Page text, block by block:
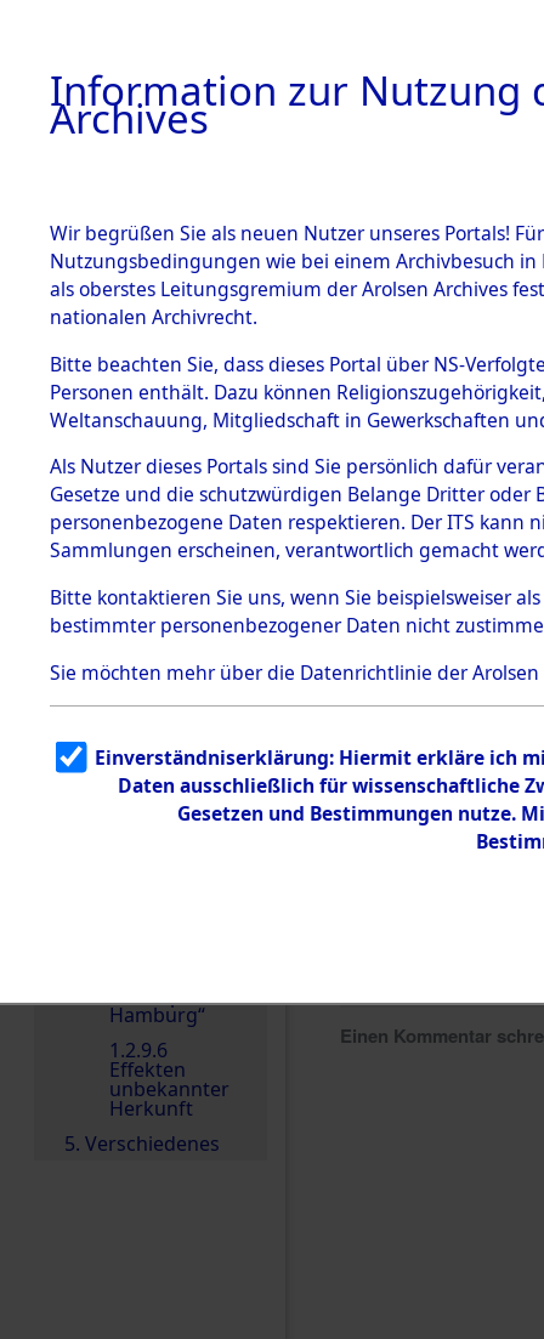
BESTÄNDE
1.
Inhaftierungsdoku
mente
1.2.9 Beim ITS
Effekten
1.2.9.1
Effekten aus
dem KZ
Dachau
1.2.9.2
Effekten aus
dem KZ
Bayerisches
1.2.9.3
Effekten aus
dem KZ
Neuengamm
Hamburg“
1.2.9.6
Effekten
unbekannter
Herkunft
5. Verschiedenes
0009
Einen Kommentar
Information zur Nutzung
Archives
Wir begrüßen Sie als neuen Nutzer unseres Portals!
Nutzungsbedingungen wie bei einem Archivbesuch
als oberstes Leitungsgremium der Arolsen Archives
nationalen Archivrecht.
Bitte beachten Sie, dass dieses Portal über NS-
Personen enthält. Dazu können
Weltanschauung, Mitgliedschaft in Gewerkschaften
Als Nutzer dieses Portals sind Sie persönlich dafür
Gesetze und die schutzwürdigen Belange Dritter
personenbezogene Daten respektieren. Der ITS
Sammlungen erscheinen, verantwortlich gemacht
Bitte kontaktieren Sie uns, wenn Sie beispielsweiser
bestimmter personenbezogener Daten nicht
Sie möchten mehr über die Datenrichtlinie der Arolsen
Einverständniserklärung: Hiermit erkläre ich
Daten ausschließlich für wissenschaftliche
Gesetzen und Bestimmungen nutze.